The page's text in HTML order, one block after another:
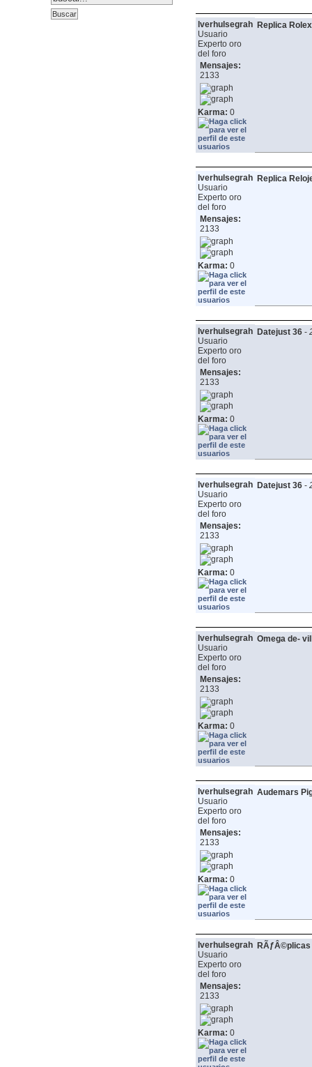
lverhulsegrah
Usuario
Experto oro
del foro
Mensajes:
2133
Karma: 0
Replica
lverhulsegrah
Usuario
Experto oro
del foro
Mensajes:
2133
Karma: 0
Replica
lverhulsegrah
Usuario
Experto oro
del foro
Mensajes:
2133
Karma: 0
Datejust 36-
lverhulsegrah
Usuario
Experto oro
del foro
Mensajes:
2133
Karma: 0
Datejust 36-
lverhulsegrah
Usuario
Experto oro
del foro
Mensajes:
2133
Karma: 0
Omega de-
lverhulsegrah
Usuario
Experto oro
del foro
Mensajes:
2133
Karma: 0
Audemars
lverhulsegrah
Usuario
Experto oro
del foro
Mensajes:
2133
Karma: 0